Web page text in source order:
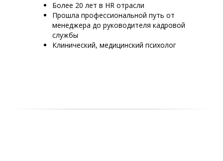
Более 20 лет в HR отрасли
Прошла профессиональной путь от
менеджера до руководителя кадровой
службы
Клинический, медицинский психолог